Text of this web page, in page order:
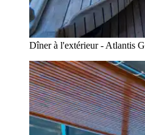
Dîner à l'extérieur - Atlantis G